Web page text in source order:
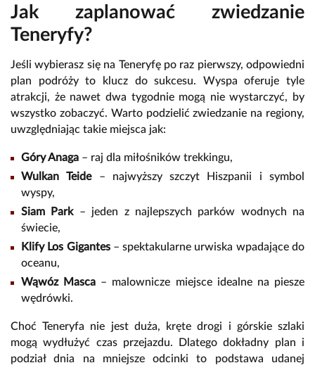
Jak zaplanować zwiedzanie
Teneryfy?
Jeśli wybierasz się na Teneryfę po raz pierwszy, odpowiedni
plan podróży to klucz do sukcesu. Wyspa oferuje tyle
atrakcji, że nawet dwa tygodnie mogą nie wystarczyć, by
wszystko zobaczyć. Warto podzielić zwiedzanie na regiony,
uwzględniając takie miejsca jak:
Góry Anaga – raj dla miłośników trekkingu,
Wulkan Teide– najwyższy szczyt Hiszpanii i symbol
wyspy,
Siam Park– jeden z najlepszych parków wodnych na
świecie,
Klify Los Gigantes– spektakularne urwiska wpadające do
oceanu,
Wąwóz Masca – malownicze miejsce idealne na piesze
wędrówki.
Choć Teneryfa nie jest duża, kręte drogi i górskie szlaki
mogą wydłużyć czas przejazdu. Dlatego dokładny plan i
podział dnia na mniejsze odcinki to podstawa udanej